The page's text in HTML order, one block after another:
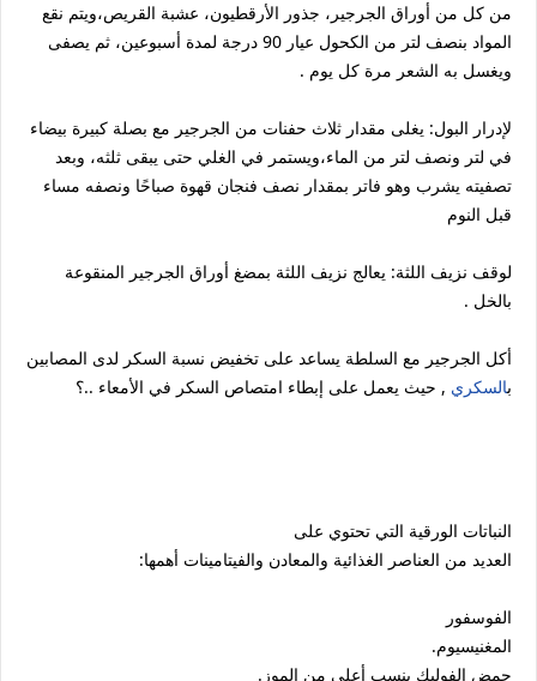
من كل من أوراق الجرجير، جذور الأرقطيون، عشبة القريص،ويتم نقع
المواد بنصف لتر من الكحول عيار 90 درجة لمدة أسبوعين، ثم يصفى
ويغسل به الشعر مرة كل يوم .
لإدرار البول: يغلى مقدار ثلاث حفنات من الجرجير مع بصلة كبيرة بيضاء
في لتر ونصف لتر من الماء،ويستمر في الغلي حتى يبقى ثلثه، وبعد
تصفيته يشرب وهو فاتر بمقدار نصف فنجان قهوة صباحًا ونصفه مساء
قبل النوم
لوقف نزيف اللثة: يعالج نزيف اللثة بمضغ أوراق الجرجير المنقوعة
بالخل .
أكل الجرجير مع السلطة يساعد على تخفيض نسبة السكر لدى المصابين
بالسكري , حيث يعمل على إبطاء امتصاص السكر في الأمعاء ..؟
النباتات الورقية التي تحتوي على
العديد من العناصر الغذائية والمعادن والفيتامينات أهمها:
الفوسفور
المغنيسيوم.
حمض الفوليك بنسب أعلى من الموز.